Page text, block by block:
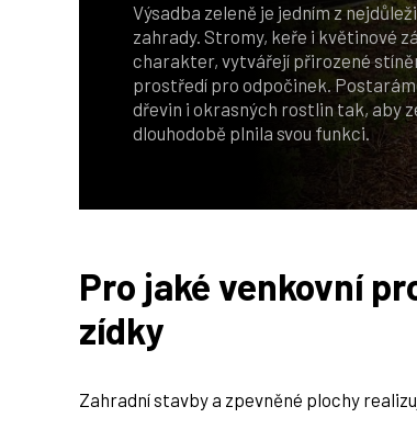
Výsadba zeleně je jedním z
zahrady. Stromy, keře i květinové
charakter, vytvářejí přirozené
prostředí pro odpočinek.
dřevin i okrasných rostlin tak, aby
dlouhodobě plnila svou funkci.
Pro jaké venkovní
zídky
Zahradní stavby a zpevněné plochy